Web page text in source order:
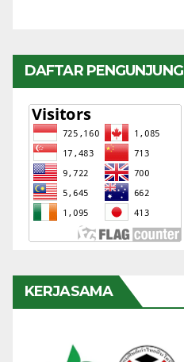
DAFTAR PENGUNJUNG
KERJASAMA